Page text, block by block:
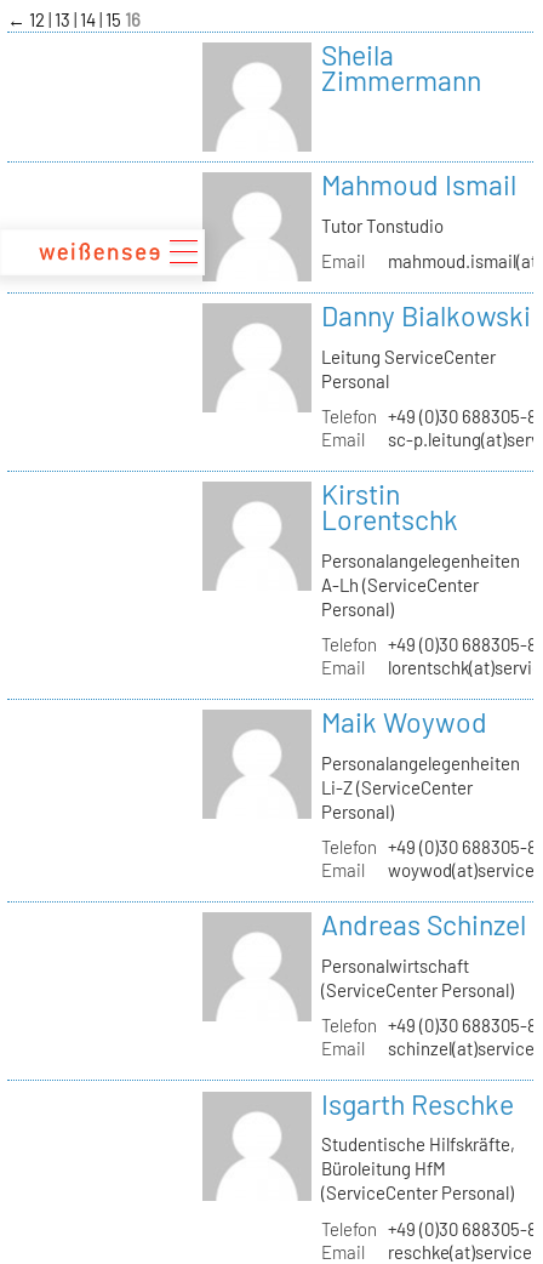
zum
Inhalt
← 12 13 14 15 16
Sheila
Zimmermann
Mahmoud Ismail
Tutor Tonstudio
Email
Danny Bialkowski
Leitung ServiceCenter
Personal
Telefon +49 (0)30 688305-
Email
sc-
Kirstin
Lorentschk
Personalangelegenheiten
A-Lh (ServiceCenter
Personal)
Telefon +49 (0)30 688305-
Email
Maik Woywod
Personalangelegenheiten
Li-Z (ServiceCenter
Personal)
Telefon +49 (0)30 688305-
Email
Andreas Schinzel
Personalwirtschaft
(ServiceCenter Personal)
Telefon +49 (0)30 688305-
Email
Isgarth Reschke
Studentische Hilfskräfte,
Büroleitung HfM
(ServiceCenter Personal)
Telefon +49 (0)30 688305-
Email